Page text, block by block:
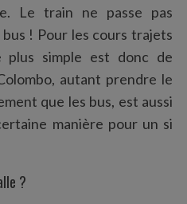
Le train ne passe pas
! Pour les cours trajets
simple est donc de
autant prendre le
que les bus, est aussi
manière pour un si
?